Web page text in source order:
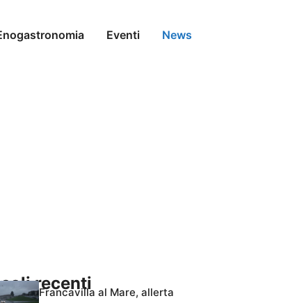
Eventi News
recenti
Francavilla al Mare, allerta